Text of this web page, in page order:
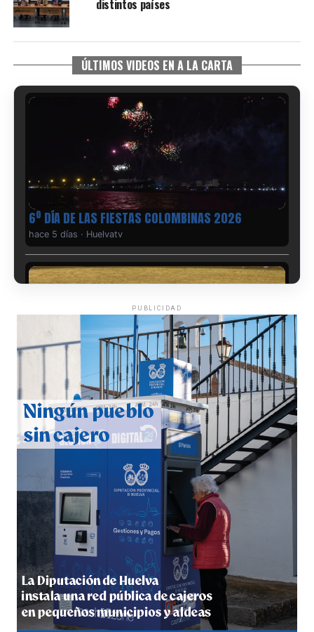
distintos países
ÚLTIMOS VIDEOS EN A LA CARTA
6º DÍA DE LAS FIESTAS COLOMBINAS 2026
hace 5 días · Huelvatv
QUINTA CORRIDA DE LAS FIESTAS COLOMBINAS
2026
hace 6 días·Huelvatv
5º DÍA DE LAS FIESTAS COLOMBINAS 2026
hace 6 días·Huelvatv
PUBLICIDAD